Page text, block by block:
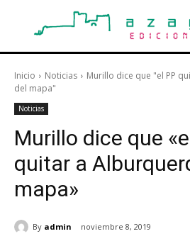
Inicio Noticias
Murillo dice que "el PP
del mapa"
Noticias
Murillo dice que
quitar a
mapa»
By admin noviembre 8, 2019